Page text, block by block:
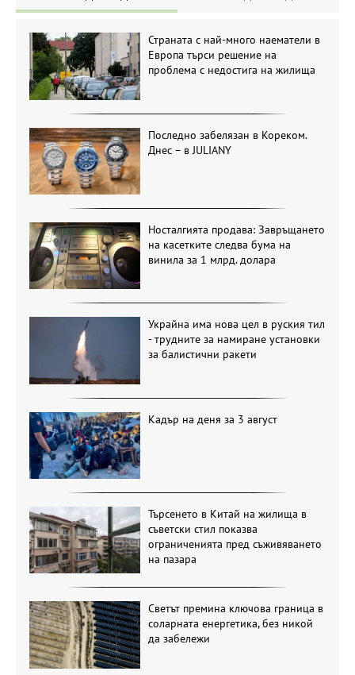
Страната с най-много наематели в
Европа търси решение на
проблема с недостига на жилища
Последно забелязан в Кореком.
Днес – в JULIANY
Носталгията продава: Завръщането
на касетките следва бума на
винила за 1 млрд. долара
Украйна има нова цел в руския тил
- трудните за намиране установки
за балистични ракети
Кадър на деня за 3 август
Търсенето в Китай на жилища в
съветски стил показва
ограниченията пред съживяването
на пазара
Светът премина ключова граница в
соларната енергетика, без никой
да забележи